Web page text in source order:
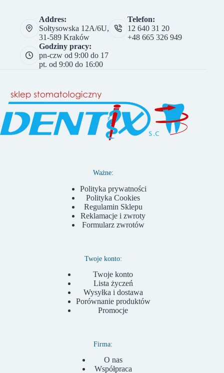
Addres:
Sołtysowska 12A/6U,
31-589 Kraków
Telefon:
12 640 31 20
+48 665 326 949
Godziny pracy:
pn-czw od 9:00 do 17
pt. od 9:00 do 16:00
Ważne:
Polityka prywatności
Polityka Cookies
Regulamin Sklepu
Reklamacje i zwroty
Formularz zwrotów
Twoje konto:
Twoje konto
Lista życzeń
Wysyłka i dostawa
Porównanie produktów
Promocje
Firma:
O nas
Współpraca